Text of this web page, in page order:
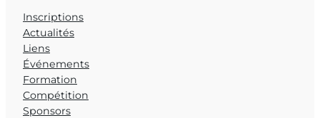
Inscriptions
Actualités
Liens
Événements
Formation
Compétition
Sponsors